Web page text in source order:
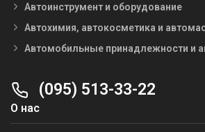
Автоинструмент и оборудование
Автохимия, автокосметика и
Автомобильные принадлежности и
(095) 513-33-22
О нас